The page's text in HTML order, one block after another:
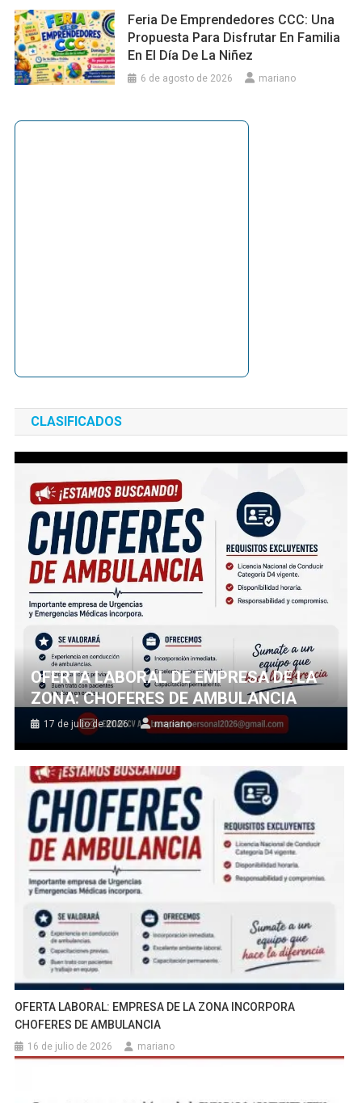
Feria De Emprendedores CCC: Una
Propuesta Para Disfrutar En Familia
En El Día De La Niñez
6 de agosto de 2026 mariano
CLASIFICADOS
OFERTA LABORAL DE EMPRESA DE LA
ZONA: CHOFERES DE AMBULANCIA
17 de julio de 2026 mariano
OFERTA LABORAL: EMPRESA DE LA ZONA INCORPORA
CHOFERES DE AMBULANCIA
16 de julio de 2026 mariano